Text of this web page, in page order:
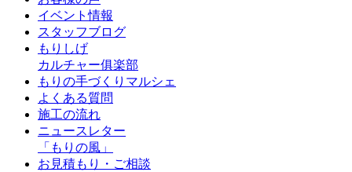
イベント情報
スタッフブログ
もりしげ
カルチャー俱楽部
もりの手づくりマルシェ
よくある質問
施工の流れ
ニュースレター
「もりの風」
お見積もり・ご相談